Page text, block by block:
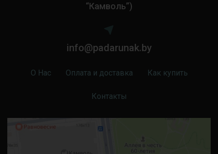
“Камволь”)
info@padarunak.by
О Нас Оплата и доставка Как купить
Контакты